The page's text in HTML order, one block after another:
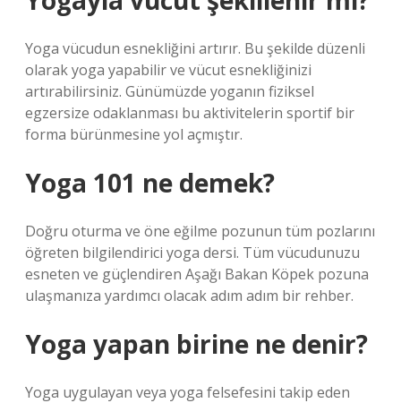
Yoga vücudun esnekliğini artırır. Bu şekilde düzenli
olarak yoga yapabilir ve vücut esnekliğinizi
artırabilirsiniz. Günümüzde yoganın fiziksel
egzersize odaklanması bu aktivitelerin sportif bir
forma bürünmesine yol açmıştır.
Yoga 101 ne demek?
Doğru oturma ve öne eğilme pozunun tüm pozlarını
öğreten bilgilendirici yoga dersi. Tüm vücudunuzu
esneten ve güçlendiren Aşağı Bakan Köpek pozuna
ulaşmanıza yardımcı olacak adım adım bir rehber.
Yoga yapan birine ne denir?
Yoga uygulayan veya yoga felsefesini takip eden